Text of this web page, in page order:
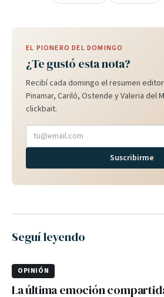
EL PIONERO DEL DOMINGO
¿Te gustó esta nota?
Recibí cada domingo el resumen
Pinamar, Cariló, Ostende y Valeria del
clickbait.
Suscribirme
Seguí leyendo
OPINIÓN
La última emoción